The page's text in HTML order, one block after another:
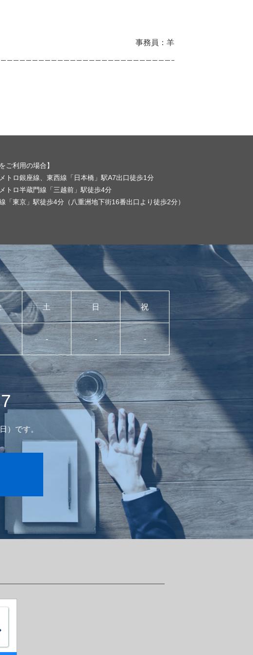
事務員：羊
ご利用の場合】
トロ銀座線、東西線「日本橋」駅A7出口徒歩1分
トロ半蔵門線「三越前」駅徒歩4分
「東京」駅徒歩4分（八重洲地下街16番出口より徒歩2分）
土 日 祝
- - -
）です。